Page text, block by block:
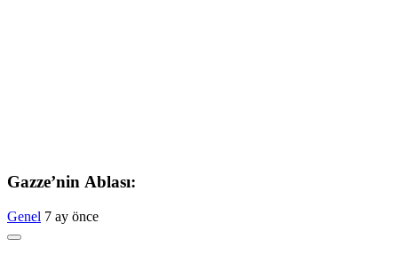
Gazze’nin Ablası:
Genel 7 ay önce